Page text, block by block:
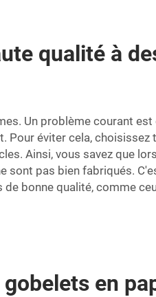
qualité à
Un problème courant est
éviter cela, choisissez
Ainsi, vous savez que
sont pas bien fabriqués.
bonne qualité, comme
en